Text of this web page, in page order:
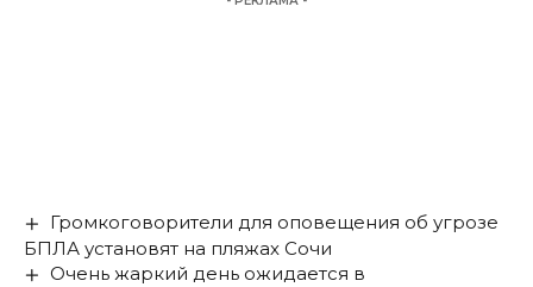
Громкоговорители для оповещения об угрозе
БПЛА установят на пляжах Сочи
Очень жаркий день ожидается в